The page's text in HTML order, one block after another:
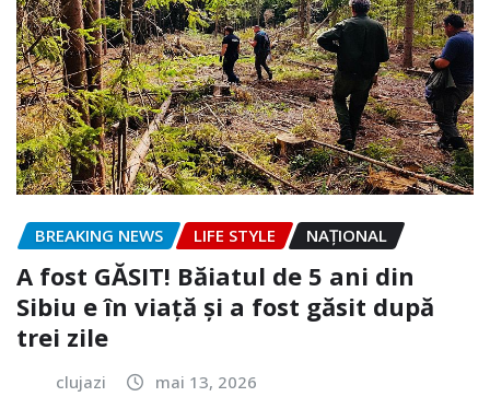
BREAKING NEWS LIFE STYLE NAŢIONAL
A fost GĂSIT! Băiatul de 5 ani din
Sibiu e în viață și a fost găsit după
trei zile
clujazi mai 13, 2026